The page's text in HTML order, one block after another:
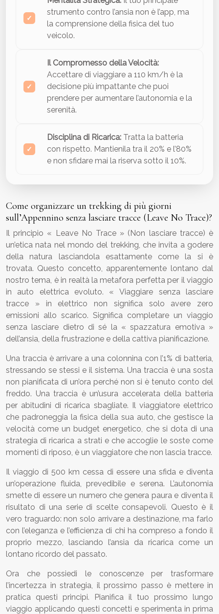
strumento contro l’ansia non è l’app, ma
la comprensione della fisica del tuo
veicolo.
Il Compromesso della Velocità:
Accettare di viaggiare a 110 km/h è la
decisione più impattante che puoi
prendere per aumentare l’autonomia e la
serenità.
Disciplina di Ricarica: Tratta la batteria
con rispetto. Mantienila tra il 20% e l’80%
e non sfidare mai la riserva sotto il 10%.
Come organizzare un trekking di più giorni
sull’Appennino senza lasciare tracce (Leave No Trace)?
Il principio « Leave No Trace » (Non lasciare tracce) è
un’etica nata nel mondo del trekking, che invita a godere
della natura lasciandola esattamente come la si è
trovata. Questo concetto, apparentemente lontano dal
nostro tema, è in realtà la metafora perfetta per il viaggio
in auto elettrica evoluto. « Viaggiare senza lasciare
tracce » in elettrico non significa solo avere zero
emissioni allo scarico. Significa completare un viaggio
senza lasciare dietro di sé la « spazzatura emotiva »
dell’ansia, della frustrazione e della cattiva pianificazione.
Una traccia è arrivare a una colonnina con l’1% di batteria,
stressando se stessi e il sistema. Una traccia è una sosta
non pianificata di un’ora perché non si è tenuto conto del
freddo. Una traccia è un’usura accelerata della batteria
per abitudini di ricarica sbagliate. Il viaggiatore elettrico
che padroneggia la fisica della sua auto, che gestisce la
velocità come un budget energetico, che si dota di una
strategia di ricarica a strati e che accoglie le soste come
momenti di riposo, è un viaggiatore che non lascia tracce.
Il viaggio di 500 km cessa di essere una sfida e diventa
un’operazione fluida, prevedibile e serena. L’autonomia
smette di essere un numero che genera paura e diventa il
risultato di una serie di scelte consapevoli. Questo è il
vero traguardo: non solo arrivare a destinazione, ma farlo
con l’eleganza e l’efficienza di chi ha compreso a fondo il
proprio mezzo, lasciando l’ansia da ricarica come un
lontano ricordo del passato.
Ora che possiedi le conoscenze per trasformare
l’incertezza in strategia, il prossimo passo è mettere in
pratica questi principi. Pianifica il tuo prossimo lungo
viaggio applicando questi concetti e sperimenta in prima